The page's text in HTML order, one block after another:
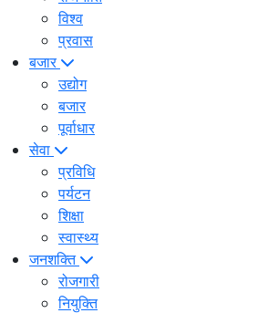
विश्व
प्रवास
बजार
उद्योग
बजार
पूर्वाधार
सेवा
प्रविधि
पर्यटन
शिक्षा
स्वास्थ्य
जनशक्ति
रोजगारी
नियुक्ति